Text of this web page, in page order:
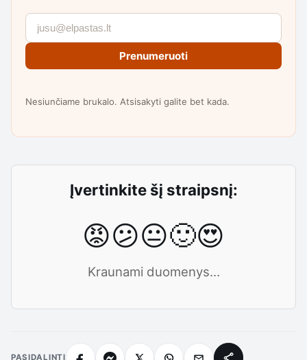
Prenumeruoti
Nesiunčiame brukalo. Atsisakyti galite bet kada.
Įvertinkite šį straipsnį:
😡😕😐🙂😍
Kraunami duomenys...
PASIDALINTI